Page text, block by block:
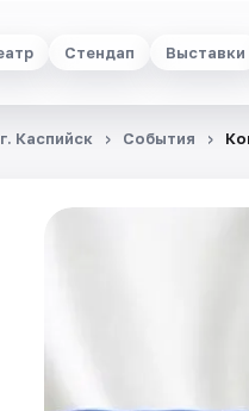
Стендап Выставки
Каспийск События